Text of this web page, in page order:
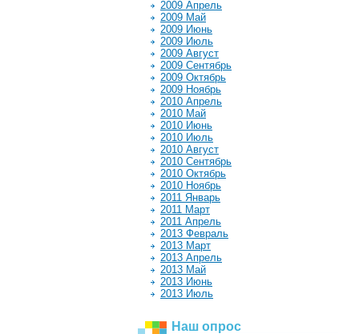
2009 Апрель
2009 Май
2009 Июнь
2009 Июль
2009 Август
2009 Сентябрь
2009 Октябрь
2009 Ноябрь
2010 Апрель
2010 Май
2010 Июнь
2010 Июль
2010 Август
2010 Сентябрь
2010 Октябрь
2010 Ноябрь
2011 Январь
2011 Март
2011 Апрель
2013 Февраль
2013 Март
2013 Апрель
2013 Май
2013 Июнь
2013 Июль
Наш опрос